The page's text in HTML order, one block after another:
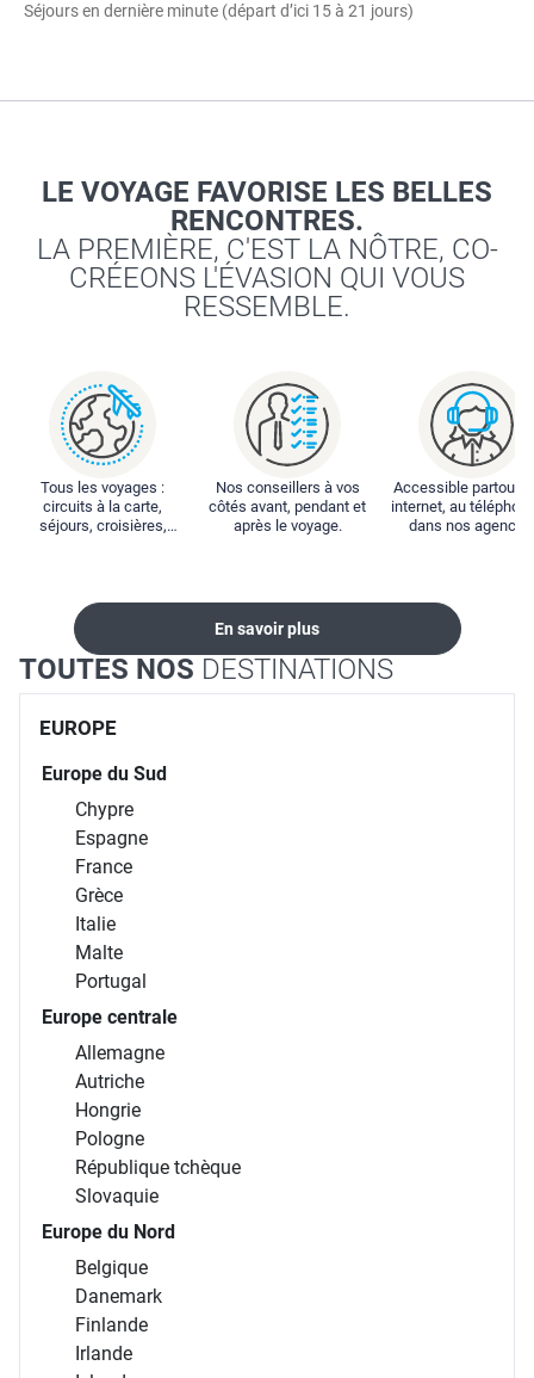
Séjours en dernière minute (départ d’ici 15 à 21 jours)
LE VOYAGE FAVORISE LES BELLES
RENCONTRES.
LA PREMIÈRE, C'EST LA NÔTRE, CO-
CRÉEONS L'ÉVASION QUI VOUS
RESSEMBLE.
Tous les voyages :
circuits à la carte,
séjours, croisières,
Nos conseillers à vos
côtés avant, pendant et
après le voyage.
Accessible partout :
internet, au
dans nos
En savoir plus
TOUTES NOS DESTINATIONS
EUROPE
Europe du Sud
Chypre
Espagne
France
Grèce
Italie
Malte
Portugal
Europe centrale
Allemagne
Autriche
Hongrie
Pologne
République tchèque
Slovaquie
Europe du Nord
Belgique
Danemark
Finlande
Irlande